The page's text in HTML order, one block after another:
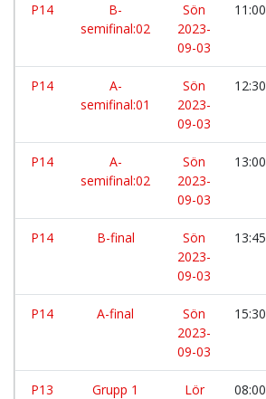
P14
B-
semifinal:02
Sön
2023-
09-03
11:00
P14
A-
semifinal:01
Sön
2023-
09-03
12:30
P14
A-
semifinal:02
Sön
2023-
09-03
13:00
P14 B-final
Sön
2023-
09-03
13:45
P14 A-final
Sön
2023-
09-03
15:30
P13 Grupp 1
Lör
08:00